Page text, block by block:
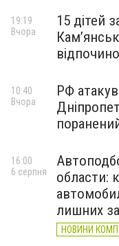
15 дітей
19:19
Вчора
РФ
10:40
Вчора
области:
лишних
НОВИНИ
16:00
6 серпня